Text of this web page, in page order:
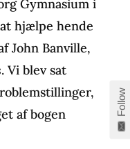
Gymnasium i
hjælpe hende
John Banville,
. Vi blev sat
af bogen
Follow